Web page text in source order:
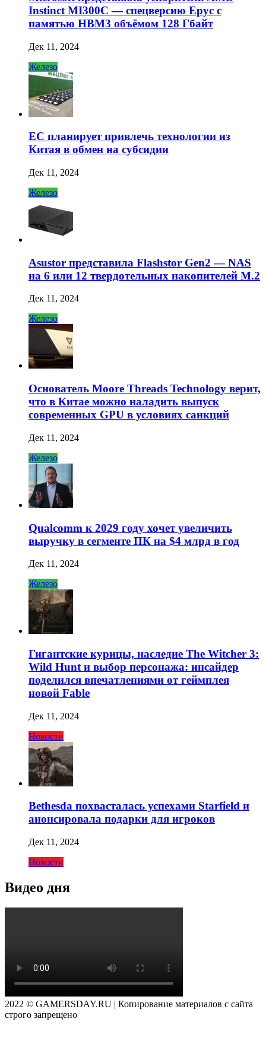
Instinct MI300C — спецверсию Epyc с
памятью HBM3 объёмом 128 Гбайт
Дек 11, 2024
Железо
ЕС планирует привлечь технологии из
Китая в обмен на субсидии
Дек 11, 2024
Железо
Asustor представила Flashstor Gen2 — NAS
на 6 или 12 твердотельных накопителей M.2
Дек 11, 2024
Железо
Основатель Moore Threads Technology верит,
что в Китае можно наладить выпуск
современных GPU в условиях санкций
Дек 11, 2024
Железо
Qualcomm к 2029 году хочет увеличить
выручку в сегменте ПК на $4 млрд в год
Дек 11, 2024
Железо
Гигантские курицы, наследие The Witcher 3:
Wild Hunt и выбор персонажа: инсайдер
поделился впечатлениями от геймплея
новой Fable
Дек 11, 2024
Новости
Bethesda похвасталась успехами Starfield и
анонсировала подарки для игроков
Дек 11, 2024
Новости
Видео дня
2022 © GAMERSDAY.RU | Копирование материалов с сайта
строго запрещено